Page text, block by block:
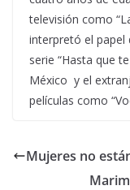
televisión como
interpretó el papel
serie “Hasta que
México y el
películas como
Mujeres no